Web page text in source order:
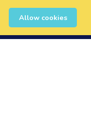
Allow cookies
0